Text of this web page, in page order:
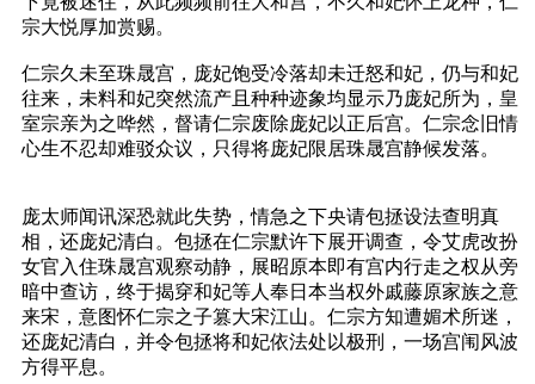
宗大悦厚加赏赐。
仁宗久未至珠晟宫，庞妃饱受冷落却未迁怒和妃，仍与和妃
往来，未料和妃突然流产且种种迹象均显示乃庞妃所为，皇
室宗亲为之哗然，督请仁宗废除庞妃以正后宫。仁宗念旧情
心生不忍却难驳众议，只得将庞妃限居珠晟宫静候发落。
庞太师闻讯深恐就此失势，情急之下央请包拯设法查明真
相，还庞妃清白。包拯在仁宗默许下展开调查，令艾虎改扮
女官入住珠晟宫观察动静，展昭原本即有宫内行走之权从旁
暗中查访，终于揭穿和妃等人奉日本当权外戚藤原家族之意
来宋，意图怀仁宗之子篡大宋江山。仁宗方知遭媚术所迷，
还庞妃清白，并令包拯将和妃依法处以极刑，一场宫闱风波
方得平息。